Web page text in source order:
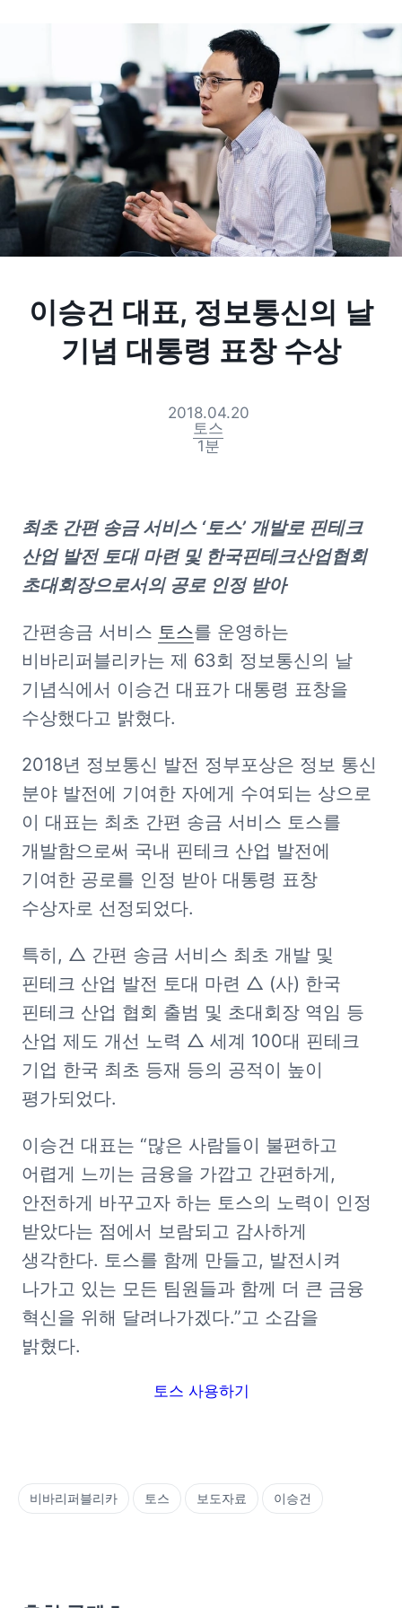
이승건 대표, 정보통신의 날
기념 대통령 표창 수상
2018.04.20
토스
1분
최초 간편 송금 서비스 ‘토스’ 개발로 핀테크
산업 발전 토대 마련 및 한국핀테크산업협회
초대회장으로서의 공로 인정 받아
간편송금 서비스 토스를 운영하는
비바리퍼블리카는 제 63회 정보통신의 날
기념식에서 이승건 대표가 대통령 표창을
수상했다고 밝혔다.
2018년 정보통신 발전 정부포상은 정보 통신
분야 발전에 기여한 자에게 수여되는 상으로
이 대표는 최초 간편 송금 서비스 토스를
개발함으로써 국내 핀테크 산업 발전에
기여한 공로를 인정 받아 대통령 표창
수상자로 선정되었다.
특히, △ 간편 송금 서비스 최초 개발 및
핀테크 산업 발전 토대 마련 △ (사) 한국
핀테크 산업 협회 출범 및 초대회장 역임 등
산업 제도 개선 노력 △ 세계 100대 핀테크
기업 한국 최초 등재 등의 공적이 높이
평가되었다.
이승건 대표는 “많은 사람들이 불편하고
어렵게 느끼는 금융을 가깝고 간편하게,
안전하게 바꾸고자 하는 토스의 노력이 인정
받았다는 점에서 보람되고 감사하게
생각한다. 토스를 함께 만들고, 발전시켜
나가고 있는 모든 팀원들과 함께 더 큰 금융
혁신을 위해 달려나가겠다.”고 소감을
밝혔다.
토스 사용하기
비바리퍼블리카 토스 보도자료 이승건